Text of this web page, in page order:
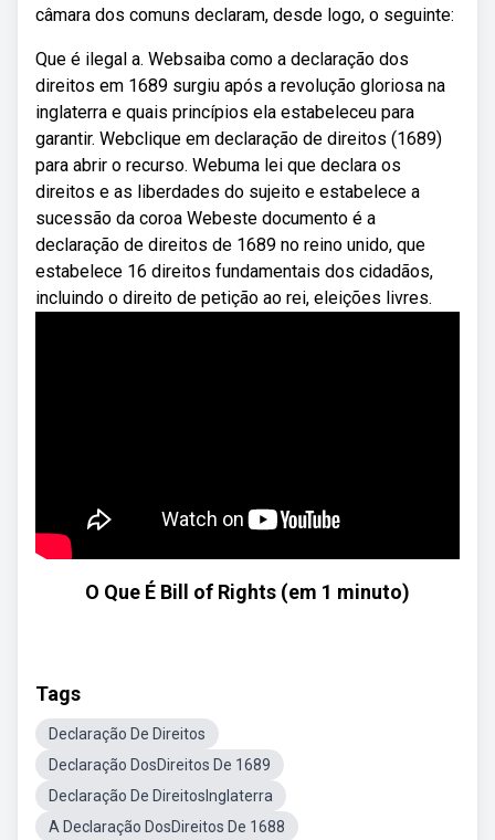
câmara dos comuns declaram, desde logo, o seguinte:
Que é ilegal a. Websaiba como a declaração dos
direitos em 1689 surgiu após a revolução gloriosa na
inglaterra e quais princípios ela estabeleceu para
garantir. Webclique em declaração de direitos (1689)
para abrir o recurso. Webuma lei que declara os
direitos e as liberdades do sujeito e estabelece a
sucessão da coroa Webeste documento é a
declaração de direitos de 1689 no reino unido, que
estabelece 16 direitos fundamentais dos cidadãos,
incluindo o direito de petição ao rei, eleições livres.
O Que É Bill of Rights (em 1 minuto)
Tags
Declaração De Direitos
Declaração DosDireitos De 1689
Declaração De DireitosInglaterra
A Declaração DosDireitos De 1688